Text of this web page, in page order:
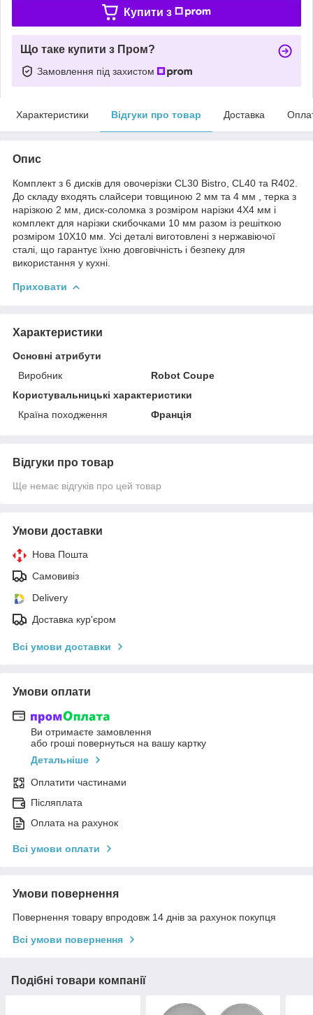
Купити з
Що таке купити з Пром?
Замовлення під захистом
Характеристики Відгуки про товар Доставка
Опис
Комплект з 6 дисків для овочерізки CL30 Bistro, CL40 та R402.
До складу входять слайсери товщиною 2 мм та 4 мм , терка з
нарізкою 2 мм, диск-соломка з розміром нарізки 4Х4 мм і
комплект для нарізки скибочками 10 мм разом із решіткою
розміром 10Х10 мм. Усі деталі виготовлені з нержавіючої
сталі, що гарантує їхню довговічність і безпеку для
використання у кухні.
Приховати
Характеристики
Основні атрибути
Виробник
Robot Coupe
Користувальницькі характеристики
Країна походження
Франція
Відгуки про товар
Ще немає відгуків про цей товар
Умови доставки
Нова Пошта
Самовивіз
Delivery
Доставка кур'єром
Всі умови доставки
Умови оплати
Ви отримаєте замовлення
або гроші повернуться на вашу картку
Детальніше
Оплатити частинами
Післяплата
Оплата на рахунок
Всі умови оплати
Умови повернення
Повернення товару впродовж 14 днів за рахунок покупця
Всі умови повернення
Подібні товари компанії